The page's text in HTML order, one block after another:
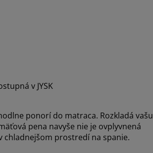
v JYSK
ponorí do matraca. Rozkladá vašu
pena navyše nie je ovplyvnená
chladnejšom prostredí na spanie.